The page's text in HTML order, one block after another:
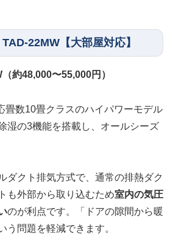
22MW【大部屋対応】
約48,000〜55,000円）
畳数10畳クラスのハイパワーモデル
湿の3機能を搭載し、オールシーズ
ダクト排気方式で、通常の排熱ダク
も外部から取り込むため室内の気圧
のが利点です。「ドアの隙間から暖
う問題を軽減できます。